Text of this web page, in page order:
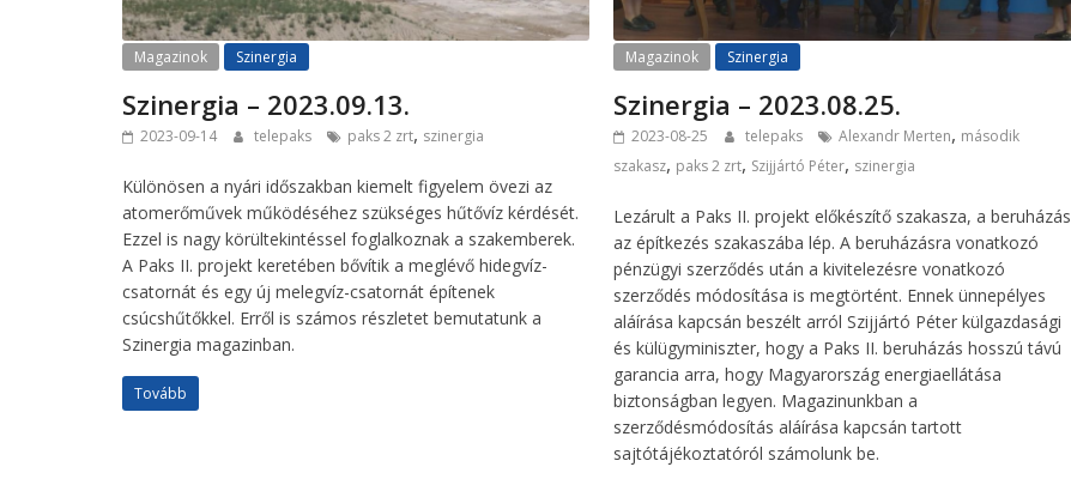
Magazinok Szinergia
Szinergia – 2023.09.13.
2023-09-14 telepaks paks 2 zrt, szinergia
Különösen a nyári időszakban kiemelt figyelem övezi az
atomerőművek működéséhez szükséges hűtővíz kérdését.
Ezzel is nagy körültekintéssel foglalkoznak a szakemberek.
A Paks II. projekt keretében bővítik a meglévő hidegvíz-
csatornát és egy új melegvíz-csatornát építenek
csúcshűtőkkel. Erről is számos részletet bemutatunk a
Szinergia magazinban.
Tovább
Magazinok Szinergia
Szinergia – 2023.08.25.
2023-08-25 telepaks Alexandr Merten, második
szakasz, paks 2 zrt, Szijjártó Péter, szinergia
Lezárult a Paks II. projekt előkészítő szakasza, a beruházás
az építkezés szakaszába lép. A beruházásra vonatkozó
pénzügyi szerződés után a kivitelezésre vonatkozó
szerződés módosítása is megtörtént. Ennek ünnepélyes
aláírása kapcsán beszélt arról Szijjártó Péter külgazdasági
és külügyminiszter, hogy a Paks II. beruházás hosszú távú
garancia arra, hogy Magyarország energiaellátása
biztonságban legyen. Magazinunkban a
szerződésmódosítás aláírása kapcsán tartott
sajtótájékoztatóról számolunk be.